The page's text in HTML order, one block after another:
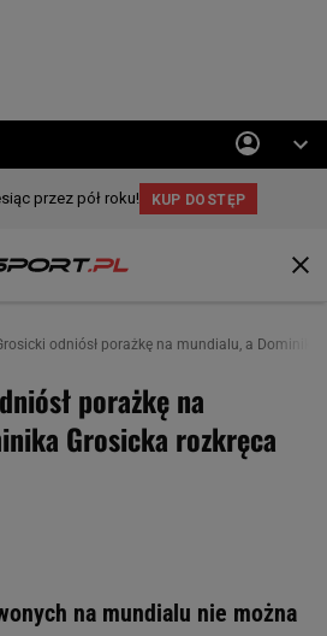
odniósł porażkę na mundialu, a Dominika
porażkę na
Grosicka rozkręca
na mundialu nie można